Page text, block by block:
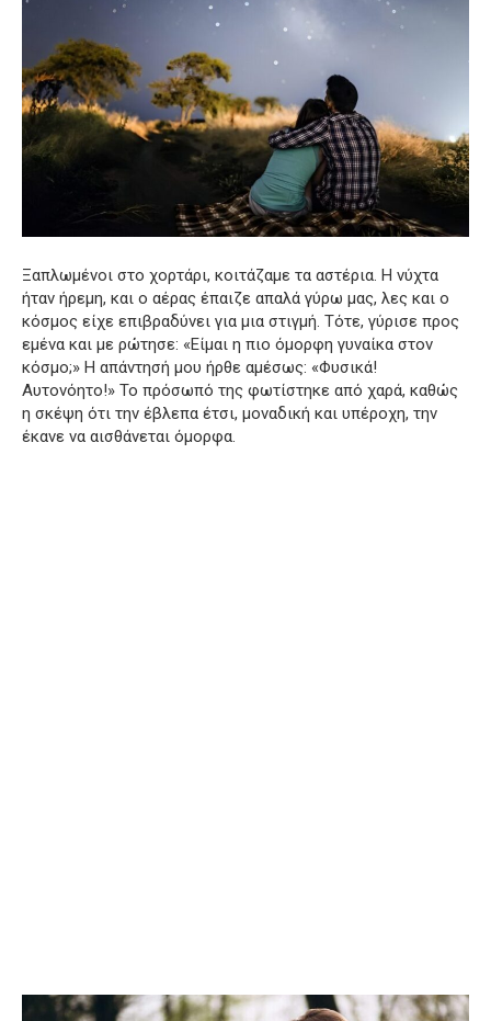
Ξαπλωμένοι στο χορτάρι, κοιτάζαμε τα αστέρια. Η νύχτα
ήταν ήρεμη, και ο αέρας έπαιζε απαλά γύρω μας, λες και ο
κόσμος είχε επιβραδύνει για μια στιγμή. Τότε, γύρισε προς
εμένα και με ρώτησε: «Είμαι η πιο όμορφη γυναίκα στον
κόσμο;» Η απάντησή μου ήρθε αμέσως: «Φυσικά!
Αυτονόητο!» Το πρόσωπό της φωτίστηκε από χαρά, καθώς
η σκέψη ότι την έβλεπα έτσι, μοναδική και υπέροχη, την
έκανε να αισθάνεται όμορφα.